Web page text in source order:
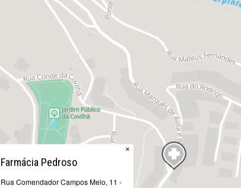
Farmácia Pedroso
Rua Comendador Campos Melo, 11 -
×